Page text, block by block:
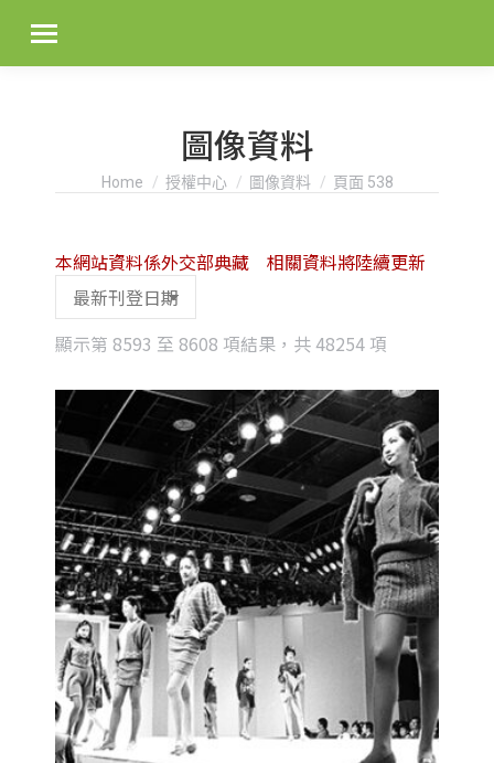
圖像資料
You are here:
Home 授權中心 圖像資料 頁面 538
顯示第 8593 至 8608 項結果，共 48254 項
latest
本網站資料係外交部典藏 相關資料將陸續更新